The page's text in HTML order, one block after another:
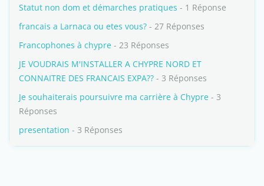
Statut non dom et démarches pratiques - 1 Réponse
francais a Larnaca ou etes vous? - 27 Réponses
Francophones à chypre - 23 Réponses
JE VOUDRAIS M'INSTALLER A CHYPRE NORD ET
CONNAITRE DES FRANCAIS EXPA?? - 3 Réponses
Je souhaiterais poursuivre ma carrière à Chypre - 3
Réponses
presentation - 3 Réponses